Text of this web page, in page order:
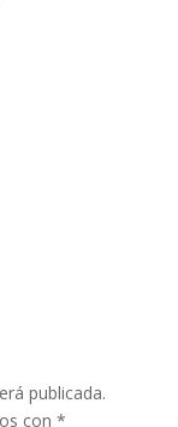
publicada.
con *